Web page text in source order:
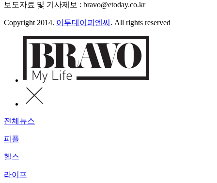
보도자료 및 기사제보 : bravo@etoday.co.kr
Copyright 2014. 이투데이피엔씨 . All rights reserved
전체뉴스
피플
헬스
라이프